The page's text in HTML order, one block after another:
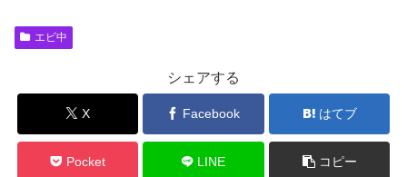
エビ中
シェアする
X Facebook はてブ
Pocket LINE コピー